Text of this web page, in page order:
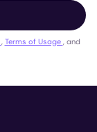
Terms of Usage , and